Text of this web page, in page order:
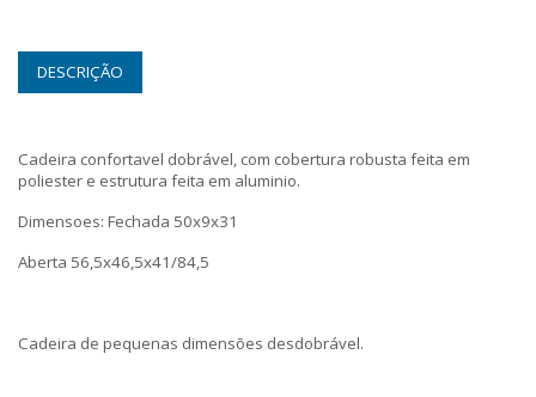
DESCRIÇÃO
Cadeira confortavel dobrável, com cobertura robusta feita em
poliester e estrutura feita em aluminio.
Dimensoes: Fechada 50x9x31
Aberta 56,5x46,5x41/84,5
Cadeira de pequenas dimensões desdobrável.